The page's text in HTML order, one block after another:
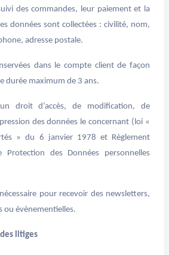
des commandes, leur paiement et la
données sont collectées : civilité, nom,
adresse postale.
dans le compte client de façon
durée maximum de 3 ans.
droit d’accès, de modification, de
des données le concernant (loi «
» du 6 janvier 1978 et Règlement
Protection des Données personnelles
pour recevoir des newsletters,
évènementielles.
litiges